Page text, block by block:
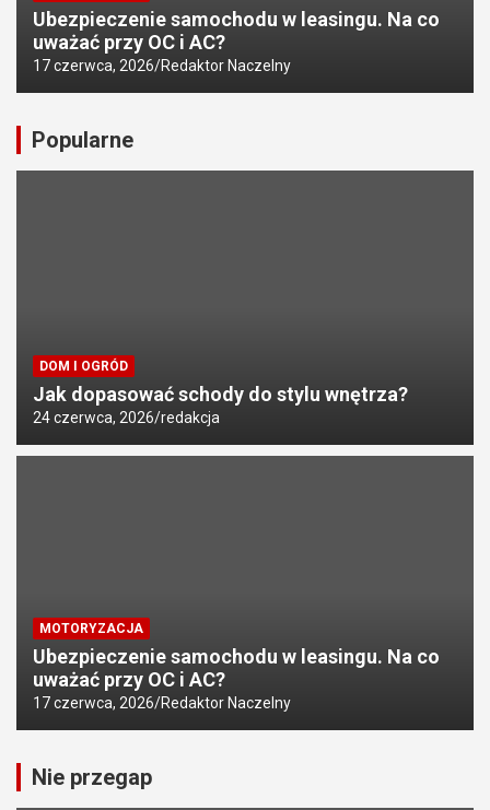
Ubezpieczenie samochodu w leasingu. Na co
uważać przy OC i AC?
17 czerwca, 2026 Redaktor Naczelny
Popularne
DOM I OGRÓD
Jak dopasować schody do stylu wnętrza?
24 czerwca, 2026 redakcja
MOTORYZACJA
Ubezpieczenie samochodu w leasingu. Na co
uważać przy OC i AC?
17 czerwca, 2026 Redaktor Naczelny
Nie przegap